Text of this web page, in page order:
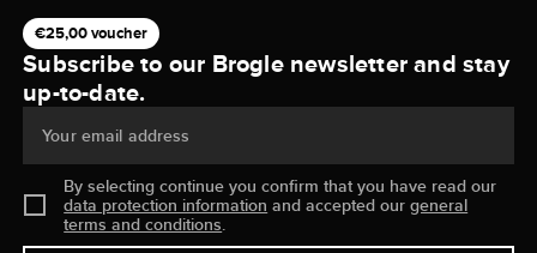
€25,00 voucher
Subscribe to our Brogle newsletter and stay
up-to-date.
Your email address
By selecting continue you confirm that you have read our
data protection information and accepted ourgeneral
terms and conditions.